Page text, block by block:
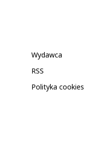
Wydawca
RSS
Polityka cookies